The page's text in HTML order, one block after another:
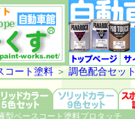
コート塗料＞ 調色配合セット
型ベースコート塗料プロタッチ